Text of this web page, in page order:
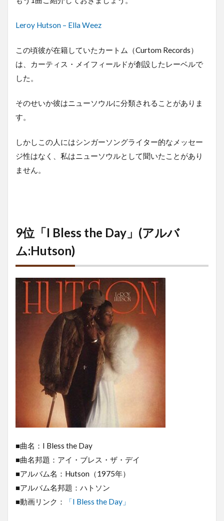
Leroy Hutson – Ella Weez
この頃彼が在籍していたカートム（Curtom Records）
は、カーティス・メイフィールドが創設したレーベルで
した。
そのせいか彼はニューソウルに分類されることがありま
す。
しかしこの人にはシンガーソングライター的なメッセー
ジ性はなく、私はニューソウルとして聞いたことがあり
ません。
9位「I Bless the Day」(アルバ
ム:Hutson)
■曲名：I Bless the Day
■曲名邦題：アイ・ブレス・ザ・デイ
■アルバム名：Hutson（1975年）
■アルバム名邦題：ハトソン
■動画リンク：
「I Bless the Day」